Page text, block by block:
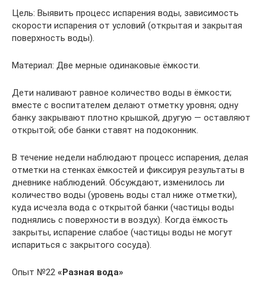
Цель: Выявить процесс испарения воды, зависимость
скорости испарения от условий (открытая и закрытая
поверхность воды).
Материал: Две мерные одинаковые ёмкости.
Дети наливают равное количество воды в ёмкости;
вместе с воспитателем делают отметку уровня; одну
банку закрывают плотно крышкой, другую — оставляют
открытой; обе банки ставят на подоконник.
В течение недели наблюдают процесс испарения, делая
отметки на стенках ёмкостей и фиксируя результаты в
дневнике наблюдений. Обсуждают, изменилось ли
количество воды (уровень воды стал ниже отметки),
куда исчезла вода с открытой банки (частицы воды
поднялись с поверхности в воздух). Когда ёмкость
закрыты, испарение слабое (частицы воды не могут
испариться с закрытого сосуда).
Опыт №22 «Разная вода»